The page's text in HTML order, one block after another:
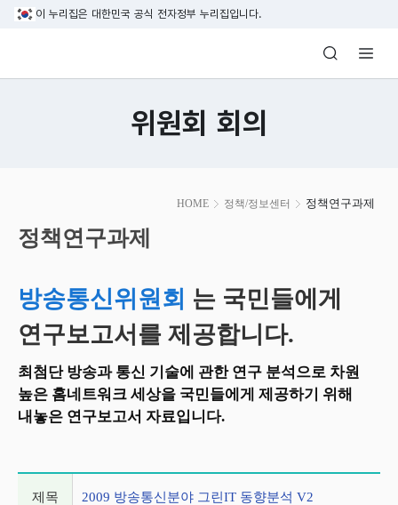
본문 바로가기
이 누리집은 대한민국 공식 전자정부 누리집입니다.
방송미디어통신위원회 Korea Media
위원회 회의
HOME 정책/정보센터 정책연구과제
시
작
정책연구과제
방송통신위원회 는 국민들에게
연구보고서를 제공합니다.
최첨단 방송과 통신 기술에 관한 연구 분석으로 차원
높은 홈네트워크 세상을 국민들에게 제공하기 위해
내놓은 연구보고서 자료입니다.
제목 2009 방송통신분야 그린IT 동향분석 V2